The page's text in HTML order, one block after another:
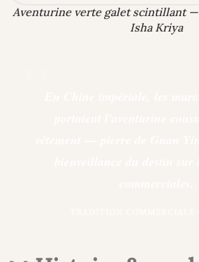
Aventurine verte galet scintillant
Isha Kriya